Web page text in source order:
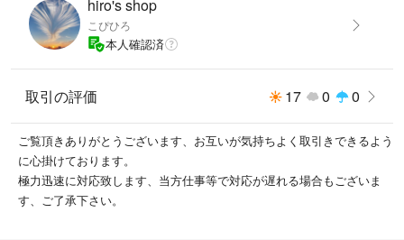
#オールインワン化粧品
hiro's shop
こぴひろ
本人確認済
取引の評価 17 0 0
ご覧頂きありがとうございます、お互いが気持ちよく取引きできるよう
に心掛けております。
極力迅速に対応致します、当方仕事等で対応が遅れる場合もございま
す、ご了承下さい。